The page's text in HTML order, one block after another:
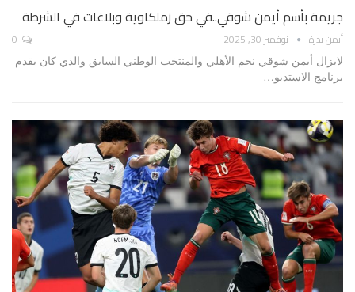
جريمة بأسم أيمن شوقي..في حق زملكاوية وبلاغات في الشرطة
أيمن بدرة نوفمبر 30, 2025
لايزال أيمن شوقي نجم الأهلي والمنتخب الوطني السابق والذي كان يقدم
برنامج الاستديو…